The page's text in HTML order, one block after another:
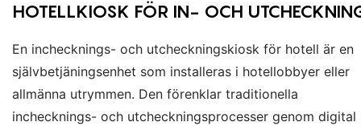
HOTELLKIOSK FÖR IN- OCH
En inchecknings- och utcheckningskiosk för hotell är en
självbetjäningsenhet som installeras i hotellobbyer eller
allmänna utrymmen. Den förenklar traditionella
inchecknings- och utcheckningsprocesser genom digital